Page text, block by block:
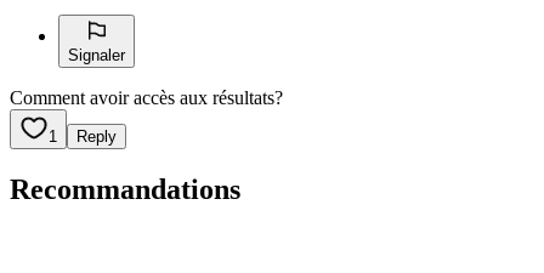
Signaler
Comment avoir accès aux résultats?
1 Reply
Recommandations